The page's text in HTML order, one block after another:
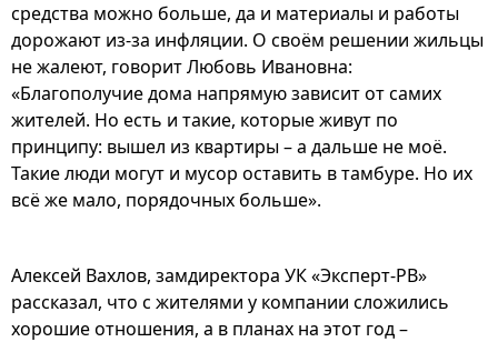
средства можно больше, да и материалы и работы
дорожают из-за инфляции. О своём решении жильцы
не жалеют, говорит Любовь Ивановна:
«Благополучие дома напрямую зависит от самих
жителей. Но есть и такие, которые живут по
принципу: вышел из квартиры – а дальше не моё.
Такие люди могут и мусор оставить в тамбуре. Но их
всё же мало, порядочных больше».
Алексей Вахлов, замдиректора УК «Эксперт-РВ»
рассказал, что с жителями у компании сложились
хорошие отношения, а в планах на этот год –